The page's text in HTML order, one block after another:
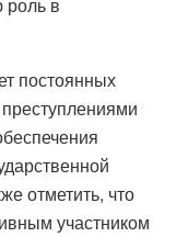
в
постоянных
отметить, что
участником